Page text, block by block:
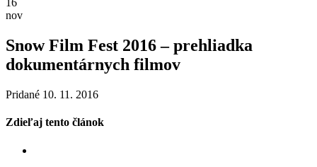
16
nov
Snow Film Fest 2016 – prehliadka
dokumentárnych filmov
Pridané 10. 11. 2016
Zdieľaj tento článok